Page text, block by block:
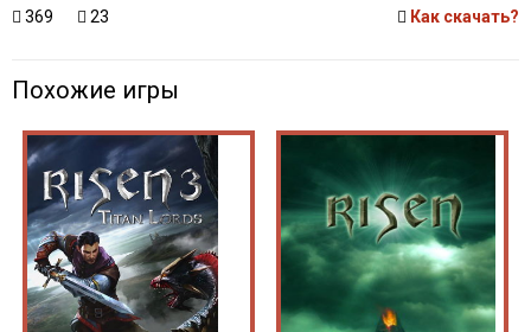
369 23 Как скачать?
Похожие игры